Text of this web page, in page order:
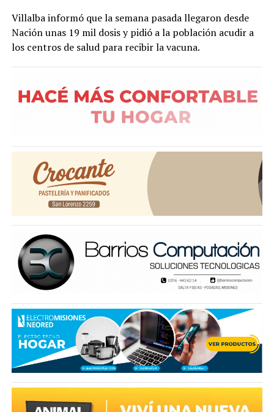
Villalba informó que la semana pasada llegaron desde
Nación unas 19 mil dosis y pidió a la población acudir a
los centros de salud para recibir la vacuna.